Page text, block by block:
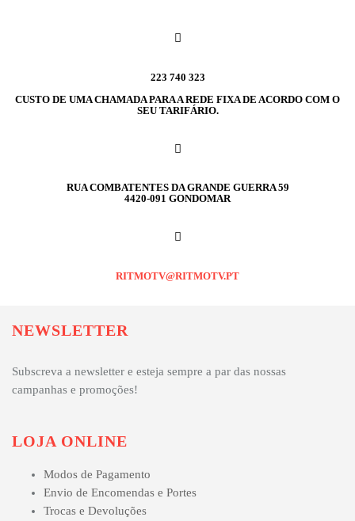
223 740 323
CUSTO DE UMA CHAMADA PARA A REDE FIXA DE ACORDO COM O
SEU TARIFÁRIO.
RUA COMBATENTES DA GRANDE GUERRA 59
4420-091 GONDOMAR
RITMOTV@RITMOTV.PT
NEWSLETTER
Subscreva a newsletter e esteja sempre a par das nossas
campanhas e promoções!
LOJA ONLINE
Modos de Pagamento
Envio de Encomendas e Portes
Trocas e Devoluções